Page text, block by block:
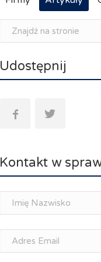
Udostępnij
Kontakt w